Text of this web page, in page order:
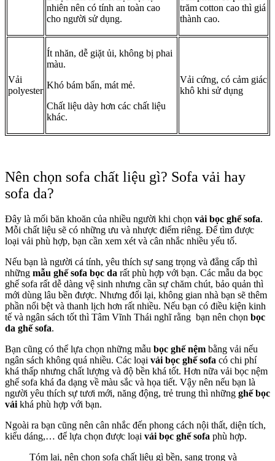
nhiên nên có tính an toàn cao
cho người sử dụng.
trăm cotton cao thì giá
thành cao.
Vải
polyester
Ít nhăn, dễ giặt ủi, không bị phai
màu.
Khó bám bẩn, mát mẻ.
Chất liệu dày hơn các chất liệu
khác.
Vải cứng, có cảm giác
khô khi sử dụng
Nên chọn sofa chất liệu gì? Sofa vải hay
sofa da?
Đây là mối băn khoăn của nhiều người khi chọn vải bọc ghế sofa.
Mỗi chất liệu sẽ có những ưu và nhược điểm riêng. Để tìm được
loại vải phù hợp, bạn cần xem xét và cân nhắc nhiều yếu tố.
Nếu bạn là người cá tính, yêu thích sự sang trọng và đẳng cấp thì
những mẫu ghế sofa bọc da rất phù hợp với bạn. Các mẫu da bọc
ghế sofa rất dễ dàng vệ sinh nhưng cần sự chăm chút, bảo quản thì
mới dùng lâu bền được. Nhưng đổi lại, không gian nhà bạn sẽ thêm
phần nổi bệt và thanh lịch hơn rất nhiều. Nếu bạn có điều kiện kinh
tế và ngân sách tốt thì Tâm Vĩnh Thái nghĩ rằng bạn nên chọn bọc
da ghế sofa.
Bạn cũng có thể lựa chọn những mẫu bọc ghế nệm bằng vải nếu
ngân sách không quá nhiều. Các loại vải bọc ghế sofa có chi phí
khá thấp nhưng chất lượng và độ bền khá tốt. Hơn nữa vải bọc nệm
ghế sofa khá đa dạng về màu sắc và họa tiết. Vậy nên nếu bạn là
người yêu thích sự tươi mới, năng động, trẻ trung thì những ghế bọc
vảikhá phù hợp với bạn.
Ngoài ra bạn cũng nên cân nhắc đến phong cách nội thất, diện tích,
kiểu dáng,… để lựa chọn được loại vải bọc ghế sofa phù hợp.
Tóm lại, nên chọn sofa chất liệu gì bền, sang trọng và